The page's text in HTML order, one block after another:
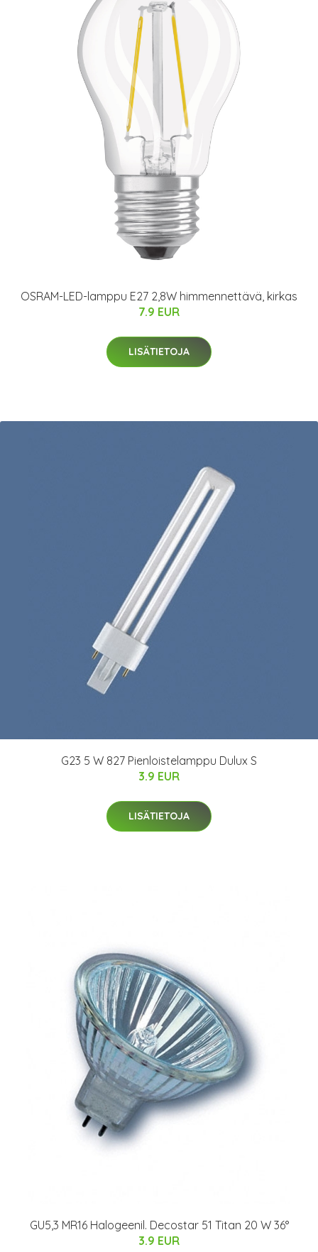
OSRAM-LED-lamppu E27 2,8W himmennettävä, kirkas
7.9 EUR
LISÄTIETOJA
G23 5 W 827 Pienloistelamppu Dulux S
3.9 EUR
LISÄTIETOJA
GU5,3 MR16 Halogeenil. Decostar 51 Titan 20 W 36°
3.9 EUR